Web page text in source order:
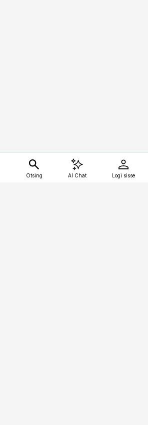
Otsing AI Chat Logi sisse